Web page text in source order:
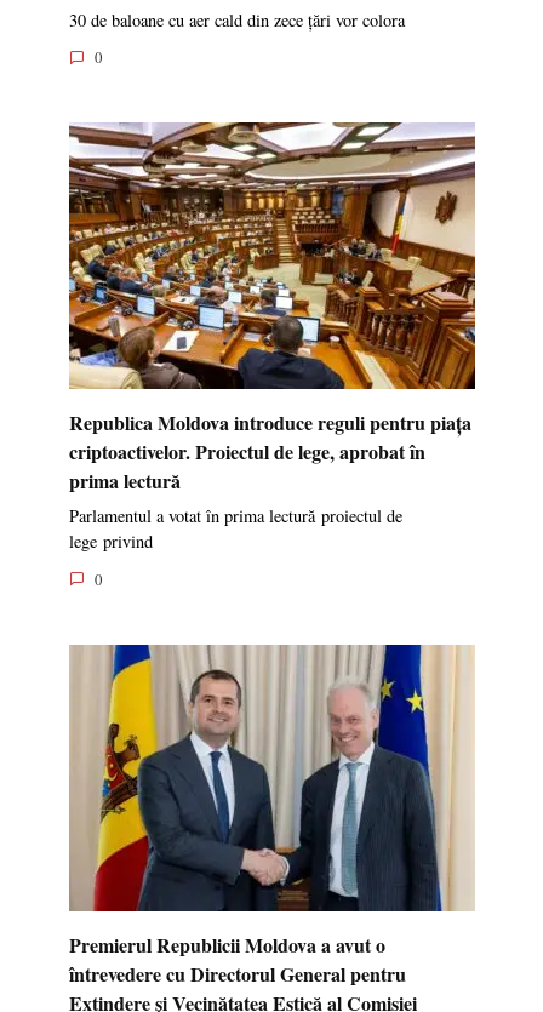
30 de baloane cu aer cald din zece țări vor colora
0
Republica Moldova introduce reguli pentru piața
criptoactivelor. Proiectul de lege, aprobat în
prima lectură
Parlamentul a votat în prima lectură proiectul de
lege privind
0
Premierul Republicii Moldova a avut o
întrevedere cu Directorul General pentru
Extindere și Vecinătatea Estică al Comisiei